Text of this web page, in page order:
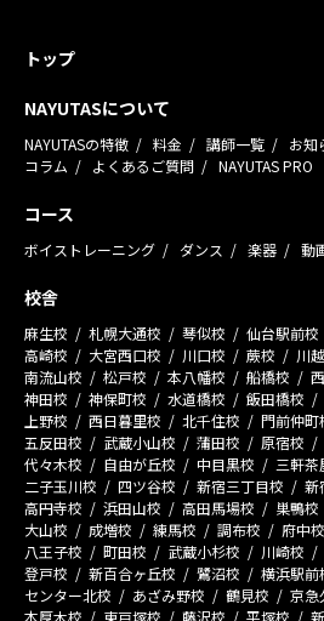
トップ
NAYUTASについて
NAYUTASの特徴 料金 講師一覧 お知
コラム
よくあるご質問 NAYUTAS PRO
コース
ボイストレーニング ダンス 楽器 動
校舎
麻生校 札幌大通校 琴似校 仙台駅前校
高崎校
大宮西口校 川口校 蕨校 川
南流山校
松戸校 本八幡校 船橋校
神田校
神保町校 水道橋校 飯田橋校
上野校
西日暮里校 北千住校 門前仲町
五反田校
武蔵小山校 蒲田校 原宿校
代々木校
自由が丘校 中目黒校 三軒茶
二子玉川校
四ツ谷校 新宿三丁目校 新
高円寺校
浜田山校 高田馬場校 巣鴨校
大山校
成増校 練馬校 調布校 府中校
八王子校
町田校 武蔵小杉校 川崎校
登戸校
新百合ヶ丘校 鷺沼校 横浜駅前
センター北校
あざみ野校 鶴見校 京急